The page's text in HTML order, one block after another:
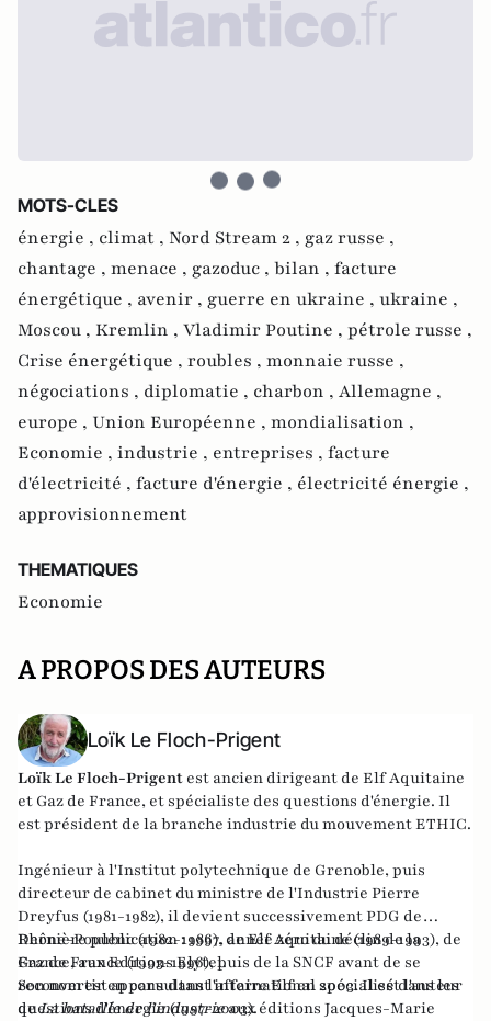
MOTS-CLES
énergie , climat , Nord Stream 2 , gaz russe ,
chantage , menace , gazoduc , bilan , facture
énergétique , avenir , guerre en ukraine , ukraine ,
Moscou , Kremlin , Vladimir Poutine , pétrole russe ,
Crise énergétique , roubles , monnaie russe ,
négociations , diplomatie , charbon , Allemagne ,
europe , Union Européenne , mondialisation ,
Economie , industrie , entreprises , facture
d'électricité , facture d'énergie , électricité énergie ,
approvisionnement
THEMATIQUES
Economie
A PROPOS DES AUTEURS
Loïk Le Floch-Prigent
Loïk Le Floch-Prigent est ancien dirigeant de Elf Aquitaine
et Gaz de France, et spécialiste des questions d'énergie. Il
est président de la branche industrie du mouvement ETHIC.
Ingénieur à l'Institut polytechnique de Grenoble, puis
directeur de cabinet du ministre de l'Industrie Pierre
Dreyfus (1981-1982), il devient successivement PDG de
Rhône-Poulenc (1982-1986), de Elf Aquitaine (1989-1993), de
Gaz de France (1993-1996), puis de la SNCF avant de se
reconvertir en consultant international spécialisé dans les
questions d'énergie (1997-2003).
Dernière publication :1997, année zéro du déclin de la
France, aux Editions Elytel.
Son nom est apparu dans l'affaire Elf en 2003. Il est l'auteur
deLa bataille de l'industrieaux éditions Jacques-Marie